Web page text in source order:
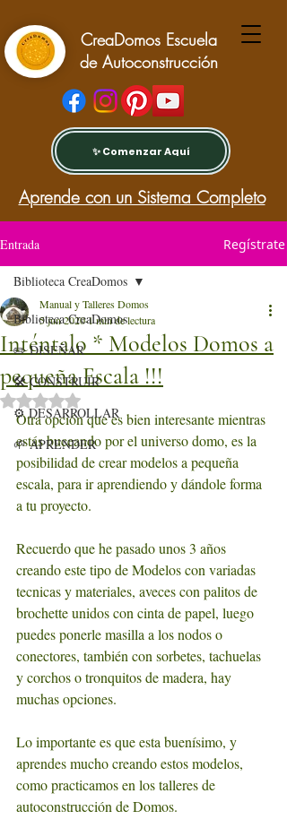
CreaDomos Escuela
de Autoconstrucción
✨ Comenzar Aquí
Aprende con un Sistema Completo
Entrada Regístrate
Biblioteca CreaDomos
✏️ DISEÑAR
🛠️ CONSTRUIR
⚙️ DESARROLLAR
🌱 APRENDER
Biblioteca CreaDomos
Inténtalo * Modelos Domos a
pequeña Escala !!!
Manual y Talleres Domos
5 jun 20201 min de lectura
Obtuvo NaN de 5 estrellas.
Otra opción que es bien interesante mientras
estás buceando por el universo domo, es la
posibilidad de crear modelos a pequeña
escala, para ir aprendiendo y dándole forma
a tu proyecto.
Recuerdo que he pasado unos 3 años
creando este tipo de Modelos con variadas
tecnicas y materiales, aveces con palitos de
brochette unidos con cinta de papel, luego
puedes ponerle masilla a los nodos o
conectores, también con sorbetes, tachuelas
y corchos o tronquitos de madera, hay
muchas opciones.
Lo importante es que esta buenísimo, y
aprendes mucho creando estos modelos,
como practicamos en los talleres de
autoconstrucción de Domos.